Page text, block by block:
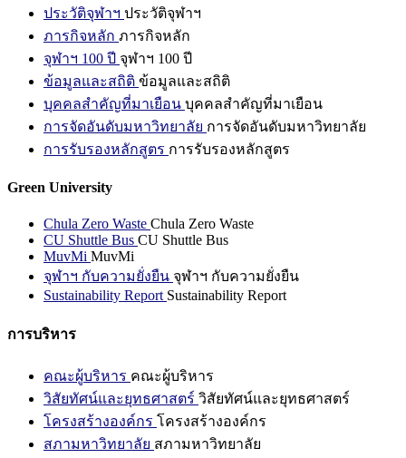
ประวัติจุฬาฯ ประวัติจุฬาฯ
ภารกิจหลัก ภารกิจหลัก
จุฬาฯ 100 ปี จุฬาฯ 100 ปี
ข้อมูลและสถิติ ข้อมูลและสถิติ
บุคคลสำคัญที่มาเยือน บุคคลสำคัญที่มาเยือน
การจัดอันดับมหาวิทยาลัย การจัดอันดับมหาวิทยาลัย
การรับรองหลักสูตร การรับรองหลักสูตร
Green University
Chula Zero Waste Chula Zero Waste
CU Shuttle Bus CU Shuttle Bus
MuvMi MuvMi
จุฬาฯ กับความยั่งยืน จุฬาฯ กับความยั่งยืน
Sustainability Report Sustainability Report
การบริหาร
คณะผู้บริหาร คณะผู้บริหาร
วิสัยทัศน์และยุทธศาสตร์ วิสัยทัศน์และยุทธศาสตร์
โครงสร้างองค์กร โครงสร้างองค์กร
สภามหาวิทยาลัย สภามหาวิทยาลัย